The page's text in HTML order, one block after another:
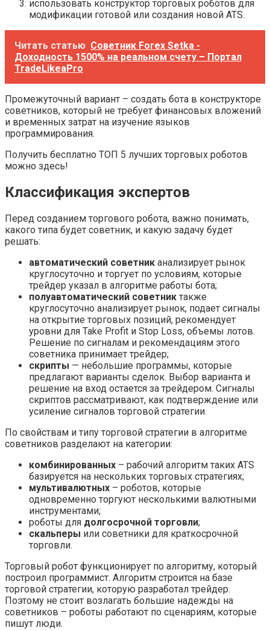
использовать конструктор торговых роботов для
модификации готовой или создания новой ATS.
Читать статью Cоветник Forex Setka -
Доходность 1500% на реальном счету – Портал
TradeLikeaPro
Промежуточный вариант – создать бота в конструкторе
советников, который не требует финансовых вложений
и временных затрат на изучение языков
программирования.
Получить бесплатно ТОП 5 лучших торговых роботов
можно здесь!
Классификация экспертов
Перед созданием торгового робота, важно понимать,
какого типа будет советник, и какую задачу будет
решать:
автоматический советник анализирует рынок
круглосуточно и торгует по условиям, которые
трейдер указал в алгоритме работы бота;
полуавтоматический советник также
круглосуточно анализирует рынок, подает сигналы
на открытие торговых позиций, рекомендует
уровни для Take Profit и Stop Loss, объемы лотов.
Решение по сигналам и рекомендациям этого
советника принимает трейдер;
скрипты — небольшие программы, которые
предлагают варианты сделок. Выбор варианта и
решение на вход остается за трейдером. Сигналы
скриптов рассматривают, как подтверждение или
усиление сигналов торговой стратегии.
По свойствам и типу торговой стратегии в алгоритме
советников разделают на категории:
комбинированных – рабочий алгоритм таких ATS
базируется на нескольких торговых стратегиях;
мультивалютных – роботов, которые
одновременно торгуют несколькими валютными
инструментами;
роботы для долгосрочной торговли;
скальперы или советники для краткосрочной
торговли.
Торговый робот функционирует по алгоритму, который
построил программист. Алгоритм строится на базе
торговой стратегии, которую разработал трейдер.
Поэтому не стоит возлагать большие надежды на
советников – роботы работают по сценариям, которые
пишут люди.